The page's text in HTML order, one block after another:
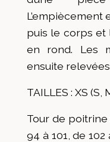
L’empiècement
puis le corps et
en rond. Les
ensuite
TAILLES : XS (S,
Tour de poitrine
94 à 101, de 102